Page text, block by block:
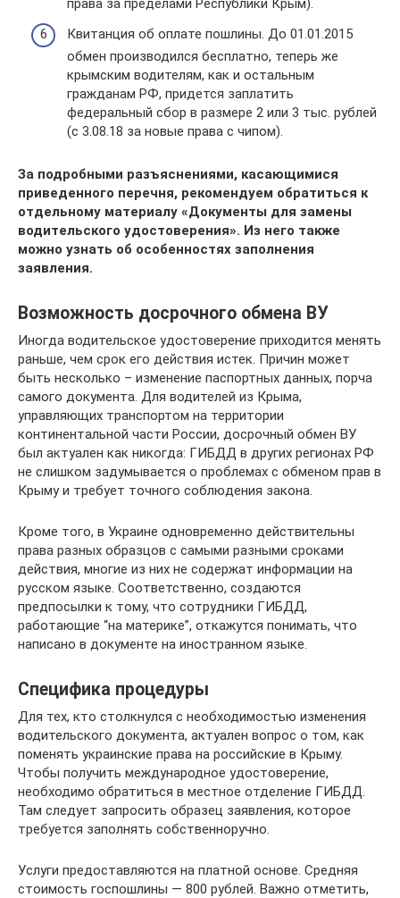
права за пределами Республики Крым).
Квитанция об оплате пошлины. До 01.01.2015
обмен производился бесплатно, теперь же
крымским водителям, как и остальным
гражданам РФ, придется заплатить
федеральный сбор в размере 2 или 3 тыс. рублей
(с 3.08.18 за новые права с чипом).
За подробными разъяснениями, касающимися
приведенного перечня, рекомендуем обратиться к
отдельному материалу «Документы для замены
водительского удостоверения». Из него также
можно узнать об особенностях заполнения
заявления.
Возможность досрочного обмена ВУ
Иногда водительское удостоверение приходится менять
раньше, чем срок его действия истек. Причин может
быть несколько – изменение паспортных данных, порча
самого документа. Для водителей из Крыма,
управляющих транспортом на территории
континентальной части России, досрочный обмен ВУ
был актуален как никогда: ГИБДД в других регионах РФ
не слишком задумывается о проблемах с обменом прав в
Крыму и требует точного соблюдения закона.
Кроме того, в Украине одновременно действительны
права разных образцов с самыми разными сроками
действия, многие из них не содержат информации на
русском языке. Соответственно, создаются
предпосылки к тому, что сотрудники ГИБДД,
работающие “на материке”, откажутся понимать, что
написано в документе на иностранном языке.
Специфика процедуры
Для тех, кто столкнулся с необходимостью изменения
водительского документа, актуален вопрос о том, как
поменять украинские права на российские в Крыму.
Чтобы получить международное удостоверение,
необходимо обратиться в местное отделение ГИБДД.
Там следует запросить образец заявления, которое
требуется заполнять собственноручно.
Услуги предоставляются на платной основе. Средняя
стоимость госпошлины — 800 рублей. Важно отметить,